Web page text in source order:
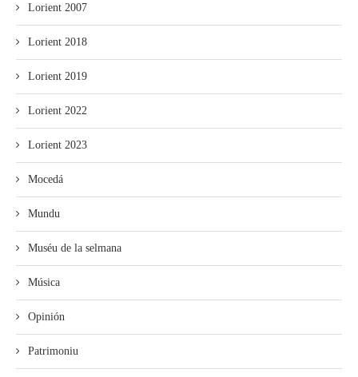
Lorient 2007
Lorient 2018
Lorient 2019
Lorient 2022
Lorient 2023
Mocedá
Mundu
Muséu de la selmana
Música
Opinión
Patrimoniu